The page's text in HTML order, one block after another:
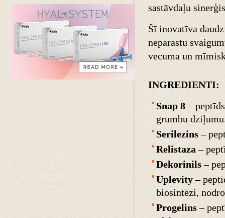
sastāvdaļu
Šī inovatīva
neparastu
vecuma un
INGREDIENTI:
Snap 8–
grumbu
Serilezins–
Relistaza –
Dekorinils–
Uplevity–
biosintēzi,
Progelins–